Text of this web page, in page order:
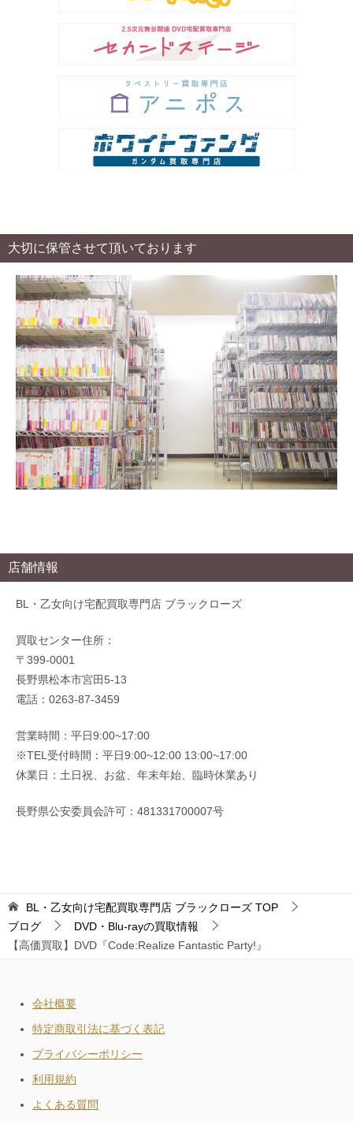
大切に保管させて頂いております
店舗情報
BL・乙女向け宅配買取専門店 ブラックローズ
買取センター住所：
〒399-0001
長野県松本市宮田5-13
電話：0263-87-3459
営業時間：平日9:00~17:00
※TEL受付時間：平日9:00~12:00 13:00~17:00
休業日：土日祝、お盆、年末年始、臨時休業あり
長野県公安委員会許可：481331700007号
BL・乙女向け宅配買取専門店 ブラックローズ TOP
ブログ
DVD・Blu-rayの買取情報
【高価買取】DVD『Code:Realize Fantastic Party!』
会社概要
特定商取引法に基づく表記
プライバシーポリシー
利用規約
よくある質問